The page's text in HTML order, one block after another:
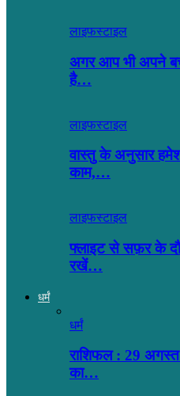
लाइफस्टाइल
अगर आप भी अपने
है…
लाइफस्टाइल
वास्तु के अनुसार
काम,…
लाइफस्टाइल
फ्लाइट से सफ़र के
रखें…
धर्मं
धर्मं
राशिफल : 29 अगस्त
का…